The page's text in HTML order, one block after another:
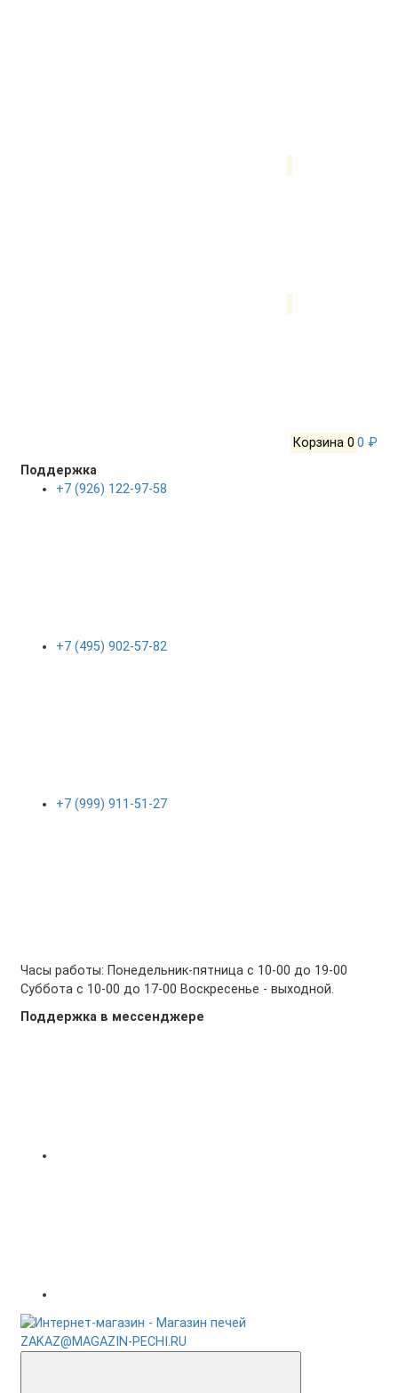
Корзина 0 0 ₽
Поддержка
+7 (926) 122-97-58
+7 (495) 902-57-82
+7 (999) 911-51-27
Часы работы: Понедельник-пятница с 10-00 до 19-00
Суббота с 10-00 до 17-00 Воскресенье - выходной.
Поддержка в мессенджере
ZAKAZ@MAGAZIN-PECHI.RU